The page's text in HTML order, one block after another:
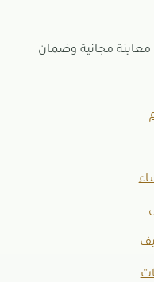
مجانية وضمان